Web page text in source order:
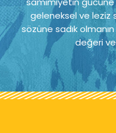
geleneksel ve leziz
sözüne sadık
değeri